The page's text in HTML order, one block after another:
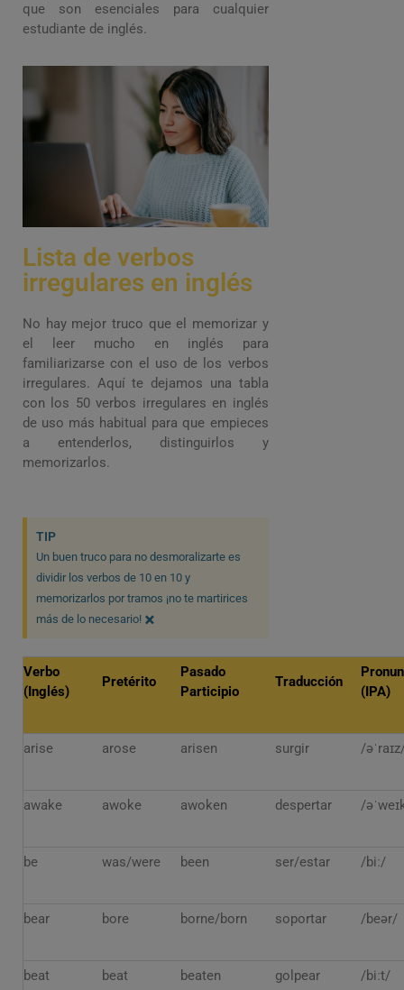
que son esenciales para cualquier
estudiante de inglés.
Lista de verbos
irregulares en inglés
No hay mejor truco que el memorizar y
el leer mucho en inglés para
familiarizarse con el uso de los verbos
irregulares. Aquí te dejamos una tabla
con los 50 verbos irregulares en inglés
de uso más habitual para que empieces
a entenderlos, distinguirlos y
memorizarlos.
TIP
Un buen truco para no desmoralizarte es
dividir los verbos de 10 en 10 y
memorizarlos por tramos ¡no te martirices
más de lo necesario! ×
Verbo
(Inglés)
Pretérito
Pasado
Participio
Traducción
(IPA)
arise arose arisen surgir /
awake awoke awoken despertar /
be was/were been ser/estar /biː/
bear bore borne/born soportar /beər/
beat beat beaten golpear /biːt/